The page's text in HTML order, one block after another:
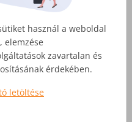
használ a weboldal
elemzése
zavartalan és
érdekében.
letöltése